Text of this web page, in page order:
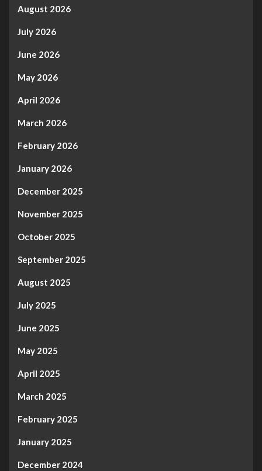
August 2026
July 2026
June 2026
May 2026
April 2026
March 2026
February 2026
January 2026
December 2025
November 2025
October 2025
September 2025
August 2025
July 2025
June 2025
May 2025
April 2025
March 2025
February 2025
January 2025
December 2024